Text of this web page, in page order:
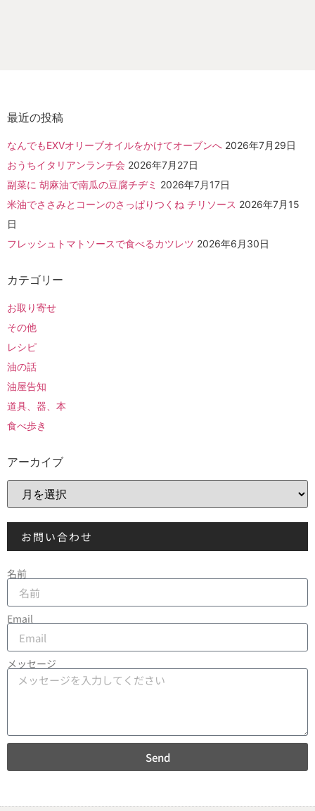
最近の投稿
なんでもEXVオリーブオイルをかけてオーブンへ 2026年7月29日
おうちイタリアンランチ会 2026年7月27日
副菜に 胡麻油で南瓜の豆腐チヂミ 2026年7月17日
米油でささみとコーンのさっぱりつくね チリソース 2026年7月15
日
フレッシュトマトソースで食べるカツレツ 2026年6月30日
カテゴリー
お取り寄せ
その他
レシピ
油の話
油屋告知
道具、器、本
食べ歩き
アーカイブ
お問い合わせ
名前
Email
メッセージ
Send